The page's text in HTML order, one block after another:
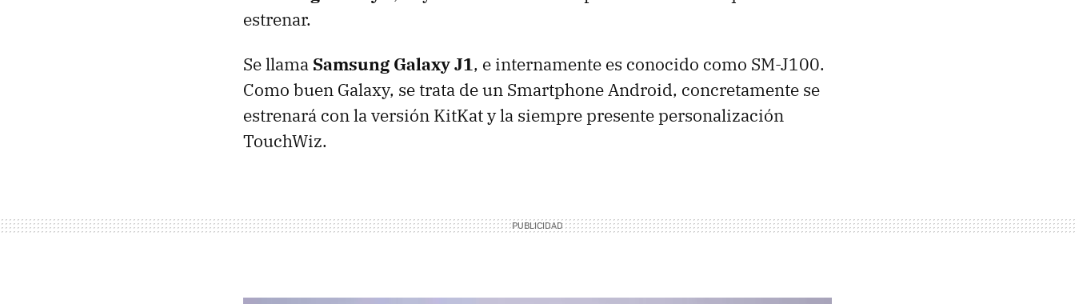
estrenar.
Se llama Samsung Galaxy J1, e internamente es conocido como SM-J100.
Como buen Galaxy, se trata de un Smartphone Android, concretamente se
estrenará con la versión KitKat y la siempre presente personalización
TouchWiz.